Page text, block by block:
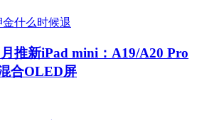
推新iPad mini：A19/A20 Pro
合OLED屏